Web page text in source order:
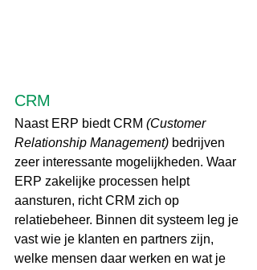
CRM
Naast ERP biedt CRM (Customer
Relationship Management) bedrijven
zeer interessante mogelijkheden. Waar
ERP zakelijke processen helpt
aansturen, richt CRM zich op
relatiebeheer. Binnen dit systeem leg je
vast wie je klanten en partners zijn,
welke mensen daar werken en wat je